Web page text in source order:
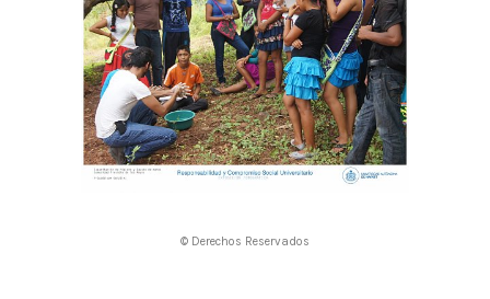
© Derechos Reservados